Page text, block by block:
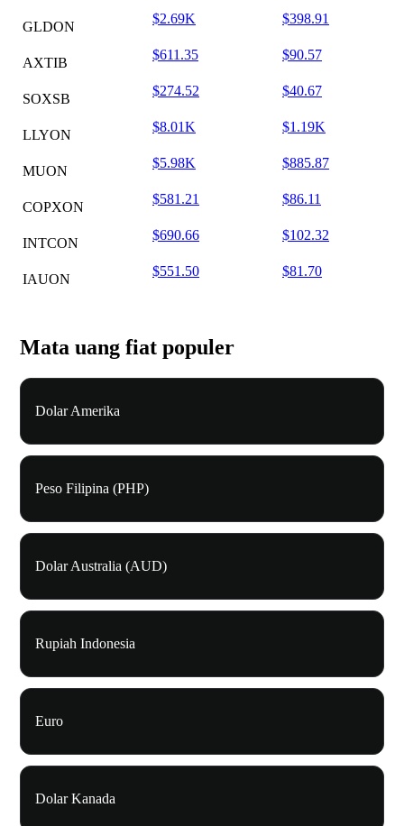
GLDON
$2.69K $398.91
AXTIB
$611.35 $90.57
SOXSB
$274.52 $40.67
LLYON
$8.01K $1.19K
MUON
$5.98K $885.87
COPXON
$581.21 $86.11
INTCON
$690.66 $102.32
IAUON
$551.50 $81.70
Mata uang fiat populer
Dolar Amerika
Peso Filipina (PHP)
Dolar Australia (AUD)
Rupiah Indonesia
Euro
Dolar Kanada